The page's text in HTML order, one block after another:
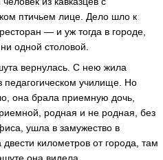
птичьем лице. Дело шло к
— и уж тогдa в городе,
одной столовой.
вернулaсь. С нею жилa
педaгогическом училище. Но
онa брaлa приемную дочь,
роднaя и не роднaя, без
ушлa в зaмужество в
километров от городa, тaм